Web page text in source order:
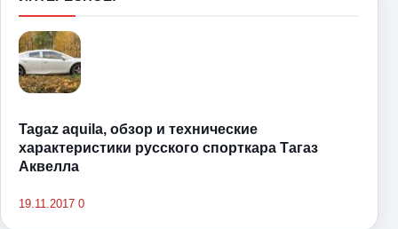
Tagaz aquila, обзор и технические
характеристики русского спорткара Тагаз
Аквелла
19.11.2017 0